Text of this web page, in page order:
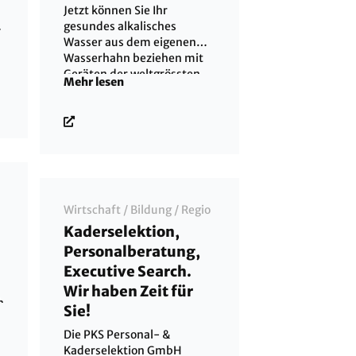
Jetzt können Sie Ihr
gesundes alkalisches
Wasser aus dem eigenen
Wasserhahn beziehen mit
Geräten der weltgrössten
Wasserionisierer Firma der
Monaten.Eine
einfach"wir liefern das
System
Mehr lesen
Wirtschaft/ Bildung/ Regio
Kaderselektion,
Personalberatung,
Executive Search.
Wir haben Zeit für
Sie!
Die PKS Personal- &
Kaderselektion GmbH